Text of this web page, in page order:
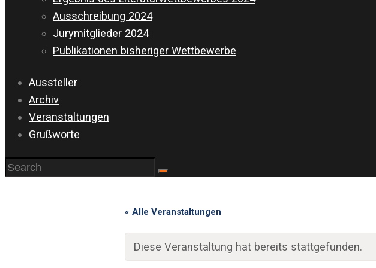
Ausschreibung 2024
Jurymitglieder 2024
Publikationen bisheriger Wettbewerbe
Aussteller
Archiv
Veranstaltungen
Grußworte
« Alle Veranstaltungen
Diese Veranstaltung hat bereits stattgefunden.